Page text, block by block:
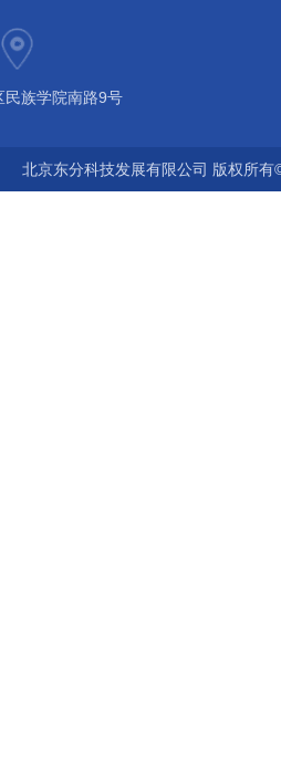
民族学院南路9号
北京东分科技发展有限公司 版权所